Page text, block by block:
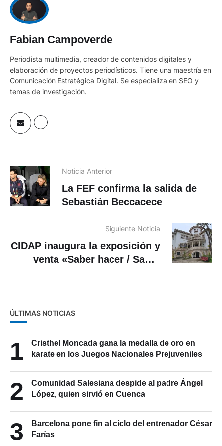
Fabian Campoverde
Periodista multimedia, creador de contenidos digitales y
elaboración de proyectos periodísticos. Tiene una maestría en
Comunicación Estratégica Digital. Se especializa en SEO y
temas de investigación.
Noticia Anterior
La FEF confirma la salida de
Sebastián Beccacece
Siguiente Noticia
CIDAP inaugura la exposición y
venta «Saber hacer / Saber
ÚLTIMAS NOTICIAS
1
Cristhel Moncada gana la medalla de oro en
karate en los Juegos Nacionales Prejuveniles
2
Comunidad Salesiana despide al padre Ángel
López, quien sirvió en Cuenca
3
Barcelona pone fin al ciclo del entrenador César
Farías